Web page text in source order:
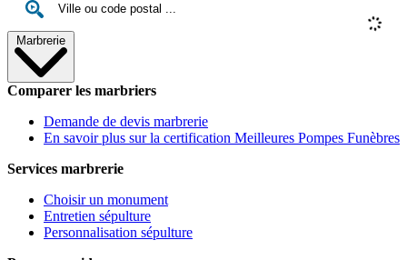
Marbrerie
Comparer les marbriers
Demande de devis marbrerie
En savoir plus sur la certification Meilleures Pompes Funèbres
Services marbrerie
Choisir un monument
Entretien sépulture
Personnalisation sépulture